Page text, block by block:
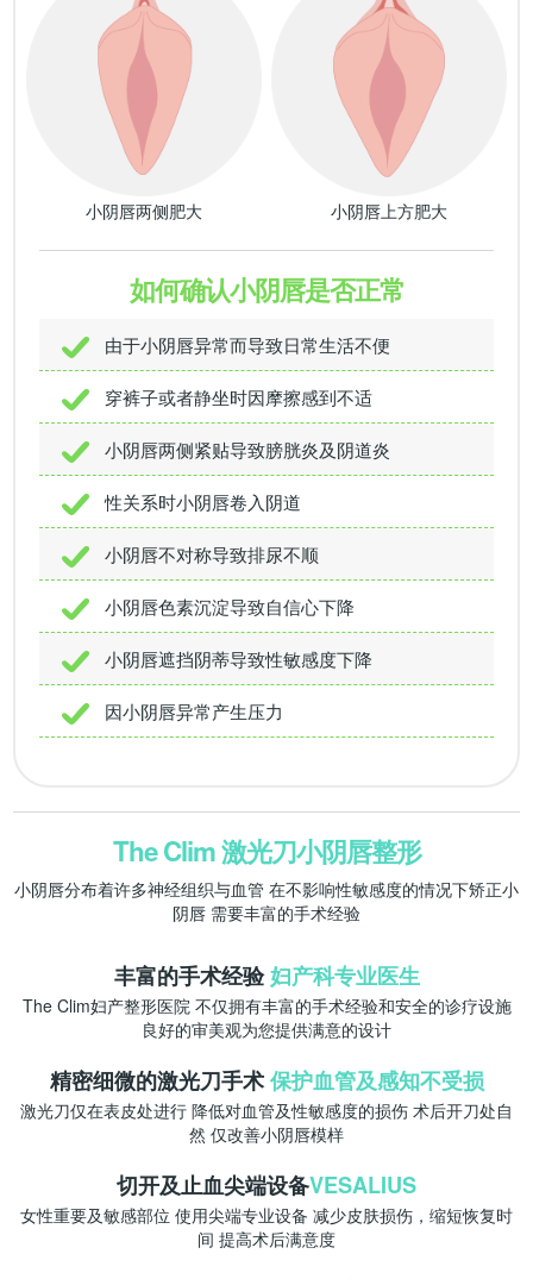
小阴唇两侧肥大 小阴唇上方肥大
如何确认小阴唇是否正常
由于小阴唇异常而导致日常生活不便
穿裤子或者静坐时因摩擦感到不适
小阴唇两侧紧贴导致膀胱炎及阴道炎
性关系时小阴唇卷入阴道
小阴唇不对称导致排尿不顺
小阴唇色素沉淀导致自信心下降
小阴唇遮挡阴蒂导致性敏感度下降
因小阴唇异常产生压力
The Clim 激光刀小阴唇整形
小阴唇分布着许多神经组织与血管 在不影响性敏感度的情况下矫正小
阴唇 需要丰富的手术经验
丰富的手术经验妇产科专业医生
The Clim妇产整形医院 不仅拥有丰富的手术经验和安全的诊疗设施
良好的审美观为您提供满意的设计
精密细微的激光刀手术保护血管及感知不受损
激光刀仅在表皮处进行 降低对血管及性敏感度的损伤 术后开刀处自
然 仅改善小阴唇模样
切开及止血尖端设备VESALIUS
女性重要及敏感部位 使用尖端专业设备 减少皮肤损伤，缩短恢复时
间 提高术后满意度